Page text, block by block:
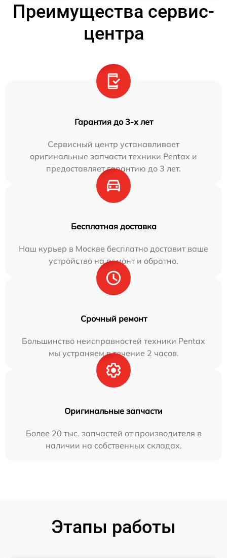
Преимущества сервис-
центра
Гарантия до 3-х лет
Сервисный центр устанавливает
оригинальные запчасти техники Pentax и
предоставляет гарантию до 3 лет.
Бесплатная доставка
Наш курьер в Москве бесплатно доставит ваше
устройство на ремонт и обратно.
Срочный ремонт
Большинство неисправностей техники Pentax
мы устраняем в течение 2 часов.
Оригинальные запчасти
Более 20 тыс. запчастей от производителя в
наличии на собственных складах.
Этапы работы